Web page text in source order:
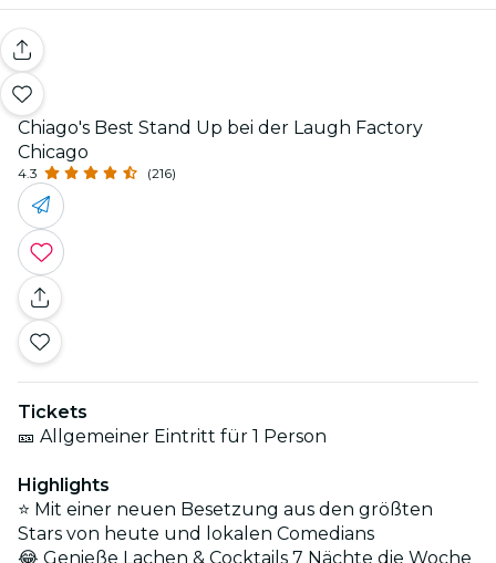
Chiago's Best Stand Up bei der Laugh Factory
Chicago
4.3 (216)
Tickets
🎫 Allgemeiner Eintritt für 1 Person
Highlights
⭐ Mit einer neuen Besetzung aus den größten
Stars von heute und lokalen Comedians
😂 Genieße Lachen & Cocktails 7 Nächte die Woche